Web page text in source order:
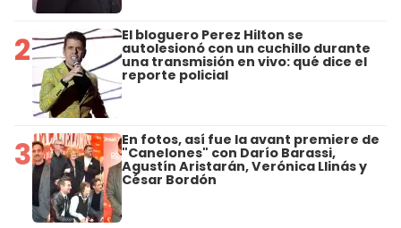
2 El bloguero Perez Hilton se
autolesionó con un cuchillo durante
una transmisión en vivo: qué dice el
reporte policial
3 En fotos, así fue la avant premiere de
"Canelones" con Darío Barassi,
Agustín Aristarán, Verónica Llinás y
César Bordón